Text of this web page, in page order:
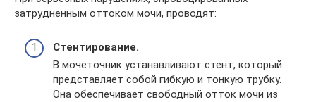
затрудненным оттоком мочи, проводят:
Стентирование.
В мочеточник устанавливают стент, который
представляет собой гибкую и тонкую трубку.
Она обеспечивает свободный отток мочи из